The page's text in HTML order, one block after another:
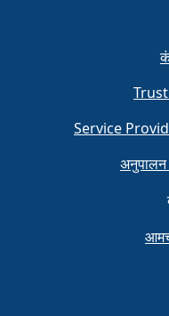
Service
अनुपालन